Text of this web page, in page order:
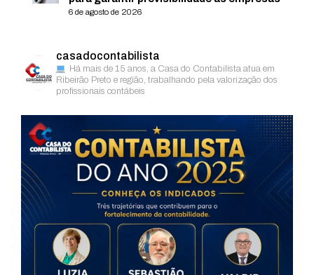
6 de agosto de 2026
casadocontabilista
Há mais de 15 anos, a Casa do Contabilista atua em
Ribeirão Preto e região, trabalhando pela valorização dos
profissionais contábeis